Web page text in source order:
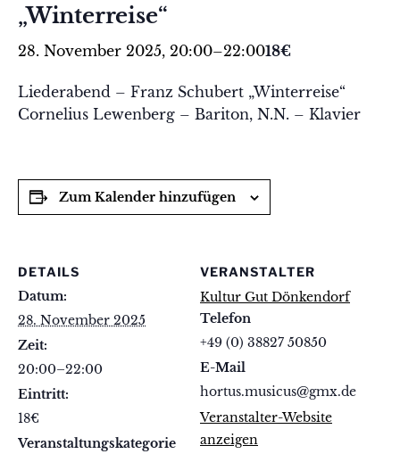
„Winterreise“
28. November 2025, 20:00–22:0018€
Liederabend – Franz Schubert „Winterreise“
Cornelius Lewenberg – Bariton, N.N. – Klavier
Zum Kalender hinzufügen
DETAILS
Datum:
28. November 2025
Zeit:
20:00–22:00
Eintritt:
18€
Veranstaltungskategorie
VERANSTALTER
Kultur Gut Dönkendorf
Telefon
+49 (0) 38827 50850
E-Mail
hortus.musicus@gmx.de
Veranstalter-Website
anzeigen